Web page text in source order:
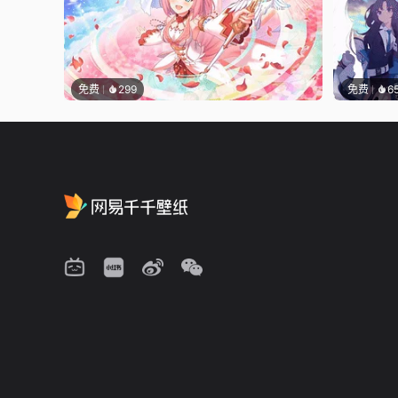
免费 299 免费